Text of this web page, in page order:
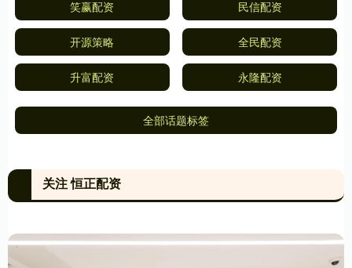
笑赢配资 民信配资
开源策略 全民配资
升富配资 永隆配资
全部话题标签
关注 恒正配资